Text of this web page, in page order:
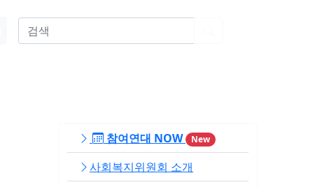
참여연대 NOW New
사회복지위원회 소개